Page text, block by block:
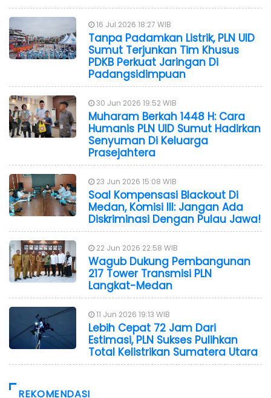
16 Jul 2026 18:27 WIB
Tanpa Padamkan Listrik, PLN UID
Sumut Terjunkan Tim Khusus
PDKB Perkuat Jaringan Di
Padangsidimpuan
30 Jun 2026 19:52 WIB
Muharam Berkah 1448 H: Cara
Humanis PLN UID Sumut Hadirkan
Senyuman Di Keluarga
Prasejahtera
23 Jun 2026 15:08 WIB
Soal Kompensasi Blackout Di
Medan, Komisi III: Jangan Ada
Diskriminasi Dengan Pulau Jawa!
22 Jun 2026 22:58 WIB
Wagub Dukung Pembangunan
217 Tower Transmisi PLN
Langkat-Medan
11 Jun 2026 19:13 WIB
Lebih Cepat 72 Jam Dari
Estimasi, PLN Sukses Pulihkan
Total Kelistrikan Sumatera Utara
REKOMENDASI